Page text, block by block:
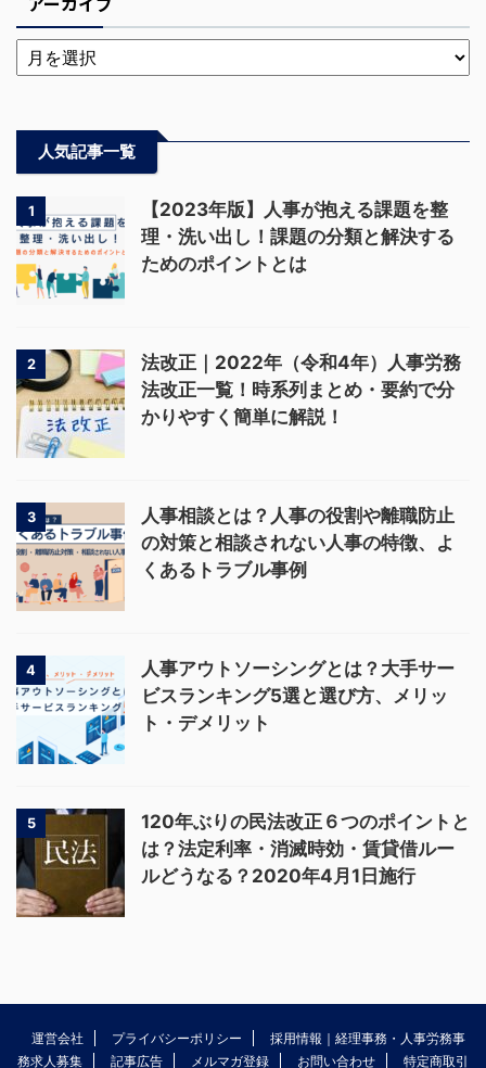
人気記事一覧
1
【2023年版】人事が抱える課題を整
理・洗い出し！課題の分類と解決する
ためのポイントとは
2
法改正｜2022年（令和4年）人事労務
法改正一覧！時系列まとめ・要約で分
かりやすく簡単に解説！
3
人事相談とは？人事の役割や離職防止
の対策と相談されない人事の特徴、よ
くあるトラブル事例
4
人事アウトソーシングとは？大手サー
ビスランキング5選と選び方、メリッ
ト・デメリット
5
120年ぶりの民法改正６つのポイントと
は？法定利率・消滅時効・賃貸借ルー
ルどうなる？2020年4月1日施行
運営会社 プライバシーポリシー
採用情報｜経理事務・人事労務事
務求人募集
記事広告 メルマガ登録 お問い合わせ 特定商取引